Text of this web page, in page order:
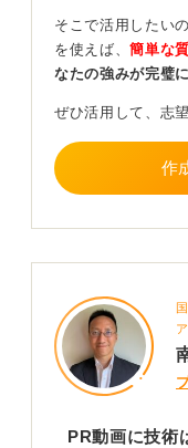
基本的なマナー
当者の負担を減ら
撮影はスマートフ
めに必ずスマホを
に感じるため、安
う必要はありませ
明確にしこれらの
って作成できれば
ずしもそこまで費
そこで活用したい
を使えば、簡単な
なたの強みが完璧
ぜひ活用して、志
作
PR動画に技術